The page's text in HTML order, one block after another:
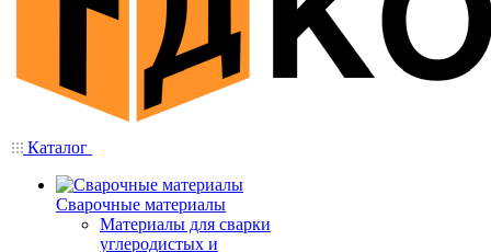
Каталог
Сварочные материалы
Материалы для сварки
углеродистых и